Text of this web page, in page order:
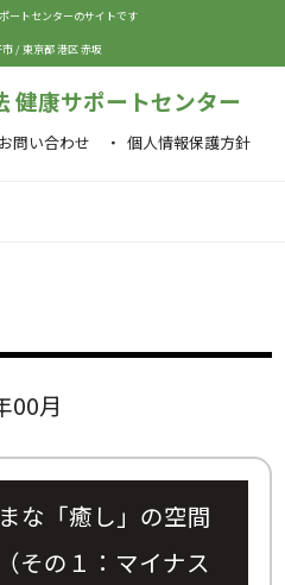
ートセンターのサイトです
市/東京都 港区 赤坂
健康サポートセンター
お問い合わせ 個人情報保護方針
00月
な「癒し」の空間
その１：マイナス